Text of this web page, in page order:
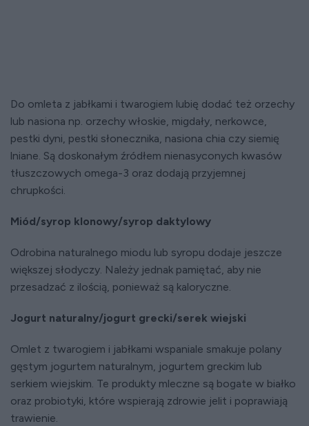
Do omleta z jabłkami i twarogiem lubię dodać też orzechy
lub nasiona np. orzechy włoskie, migdały, nerkowce,
pestki dyni, pestki słonecznika, nasiona chia czy siemię
lniane. Są doskonałym źródłem nienasyconych kwasów
tłuszczowych omega-3 oraz dodają przyjemnej
chrupkości.
Miód/syrop klonowy/syrop daktylowy
Odrobina naturalnego miodu lub syropu dodaje jeszcze
większej słodyczy. Należy jednak pamiętać, aby nie
przesadzać z ilością, ponieważ są kaloryczne.
Jogurt naturalny/jogurt grecki/serek wiejski
Omlet z twarogiem i jabłkami wspaniale smakuje polany
gęstym jogurtem naturalnym, jogurtem greckim lub
serkiem wiejskim. Te produkty mleczne są bogate w białko
oraz probiotyki, które wspierają zdrowie jelit i poprawiają
trawienie.